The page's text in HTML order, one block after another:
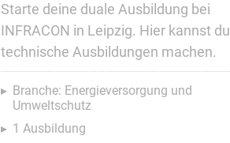
Starte deine duale Ausbildung bei
INFRACON in Leipzig. Hier kannst du
technische Ausbildungen machen.
Branche: Energieversorgung und
Umweltschutz
1 Ausbildung